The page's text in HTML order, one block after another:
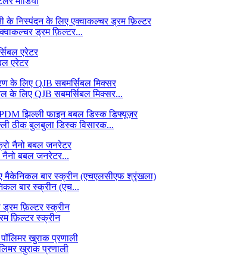
ड्रम फ़िल्टर...
एरेटर
के लिए QJB सबमर्सिबल मिक्सर...
ठीक बुलबुला डिस्क विसारक...
नैनो बबल जनरेटर...
बार स्क्रीन (एच...
फ़िल्टर स्क्रीन
खुराक प्रणाली